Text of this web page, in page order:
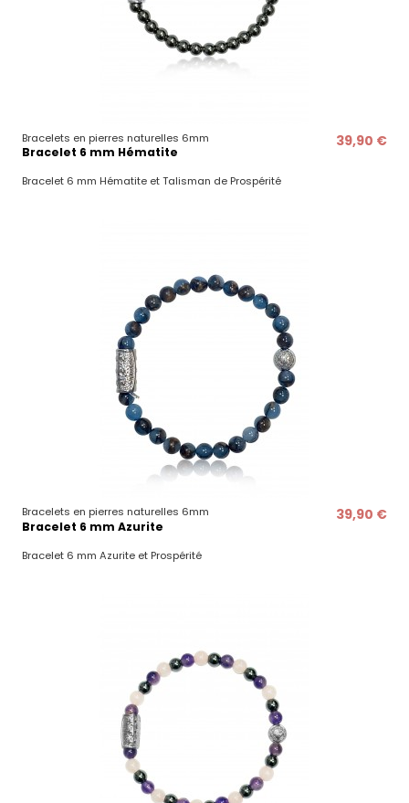
Bracelets en pierres naturelles 6mm
Bracelet 6 mm Hématite
39,90 €
Bracelet 6 mm Hématite et Talisman de Prospérité
Bracelets en pierres naturelles 6mm
Bracelet 6 mm Azurite
39,90 €
Bracelet 6 mm Azurite et Prospérité